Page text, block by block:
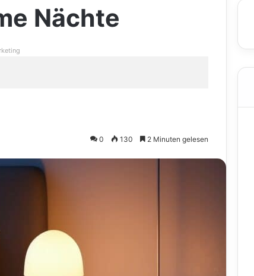
Nächte
0 130 2 Minuten gelesen